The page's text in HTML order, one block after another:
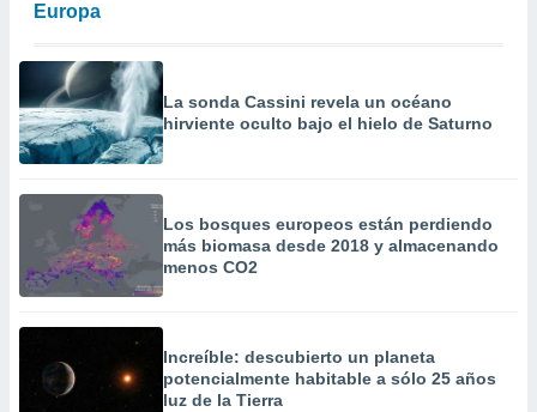
Europa
La sonda Cassini revela un océano
hirviente oculto bajo el hielo de Saturno
Los bosques europeos están perdiendo
más biomasa desde 2018 y almacenando
menos CO2
Increíble: descubierto un planeta
potencialmente habitable a sólo 25 años
luz de la Tierra